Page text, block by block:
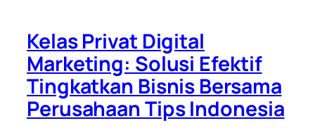
Kelas Privat Digital
Marketing: Solusi Efektif
Tingkatkan Bisnis Bersama
Perusahaan Tips Indonesia